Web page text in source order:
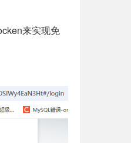
来实现免